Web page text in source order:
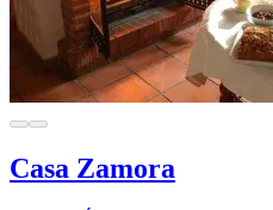
Casa Zamora